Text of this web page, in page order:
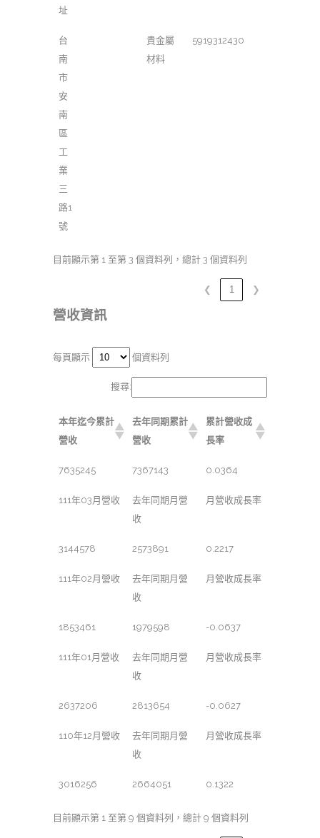
址
台
南
市
安
南
區
工
業
三
路1
號
貴金屬
材料
5919312430
目前顯示第 1 至第 3 個資料列，總計 3 個資料列
❮ 1 ❯
營收資訊
每頁顯示 個資料列
搜尋:
本年迄今累計
營收
去年同期累計
營收
累計營收成
長率
7635245 7367143 0.0364
111年03月營收
去年同期月營
收
月營收成長率
3144578 2573891 0.2217
111年02月營收
去年同期月營
收
月營收成長率
1853461 1979598 -0.0637
111年01月營收
去年同期月營
收
月營收成長率
2637206 2813654 -0.0627
110年12月營收
去年同期月營
收
月營收成長率
3016256 2664051 0.1322
目前顯示第 1 至第 9 個資料列，總計 9 個資料列